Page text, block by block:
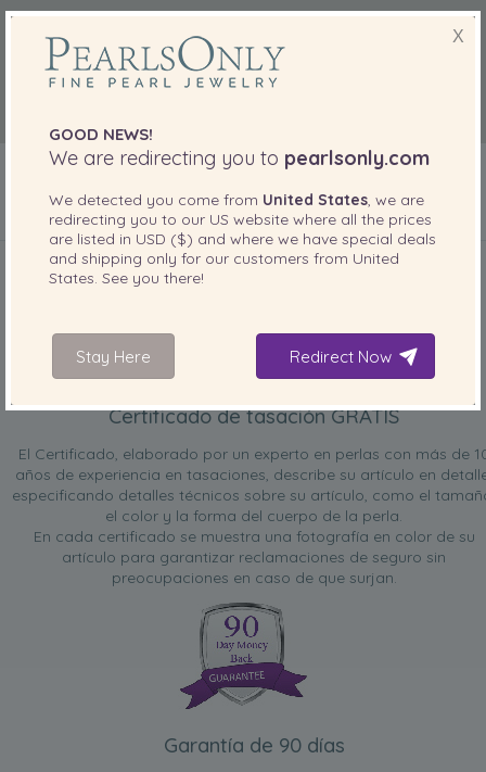
INCLUIDO CON SU PRODUCTO
Certificado de tasación GRATIS
El Certificado, elaborado por un experto en perlas con más de
años de experiencia en tasaciones, describe su artículo en
especificando detalles técnicos sobre su artículo, como el
el color y la forma del cuerpo de la perla.
En cada certificado se muestra una fotografía en color de su
artículo para garantizar reclamaciones de seguro sin
preocupaciones en caso de que surjan.
Garantía de 90 días
X
GOOD NEWS!
We are redirecting you to pearlsonly.com
We detected you come from United States, we are
redirecting you to our US website where all the prices
are listed in USD ($) and where we have special deals
and shipping only for our customers from United
States. See you there!
Stay Here Redirect Now